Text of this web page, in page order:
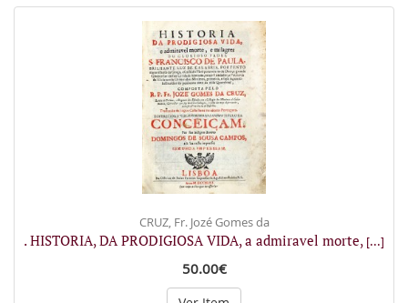
CRUZ, Fr. Jozé Gomes da
. HISTORIA, DA PRODIGIOSA VIDA, a admiravel morte, [...]
50.00€